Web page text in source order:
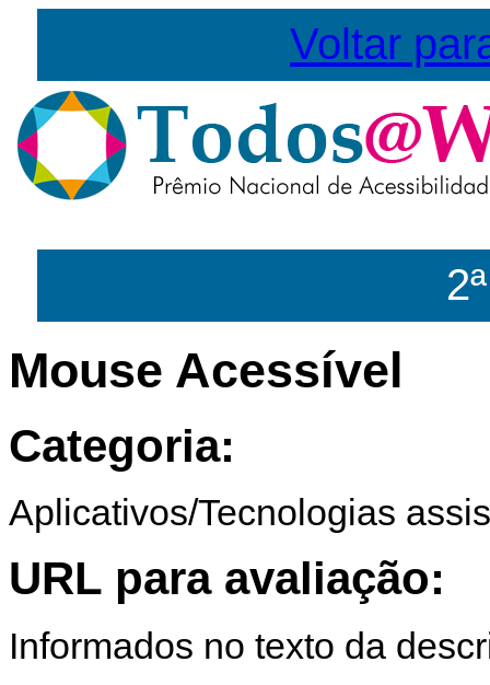
Voltar
Mouse Acessível
Categoria:
Aplicativos/Tecnologias
URL para avaliação:
Informados no texto da